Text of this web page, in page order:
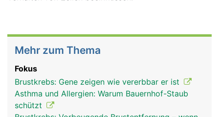
Mehr zum Thema
Fokus
Brustkrebs: Gene zeigen wie vererbbar er ist
Asthma und Allergien: Warum Bauernhof-Staub
schützt